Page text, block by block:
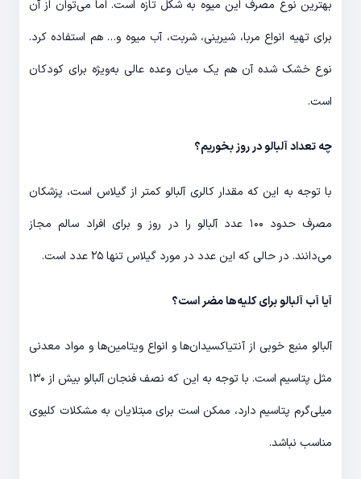
بهترین نوع مصرف این میوه به شکل تازه است. اما می‌توان از آن
برای تهیه انواع مربا، شیرینی، شربت، آب میوه و… هم استفاده کرد.
نوع خشک شده آن هم یک میان وعده عالی به‌ویژه برای کودکان
است.
چه تعداد آلبالو در روز بخوریم؟
با توجه به این که مقدار کالری آلبالو کمتر از گیلاس است، پزشکان
مصرف حدود ۱۰۰ عدد آلبالو را در روز و برای افراد سالم مجاز
می‌دانند. در حالی که این عدد در مورد گیلاس تنها ۲۵ عدد است.
آیا آب آلبالو برای کلیه‌ها مضر است؟
آلبالو منبع خوبی از آنتی‎اکسیدان‌ها و انواع ویتامین‌ها و مواد معدنی
مثل پتاسیم است. با توجه به این که نصف فنجان آلبالو بیش از ۱۳۰
میلی‌گرم پتاسیم دارد، ممکن است برای مبتلایان به مشکلات کلیوی
مناسب نباشد.